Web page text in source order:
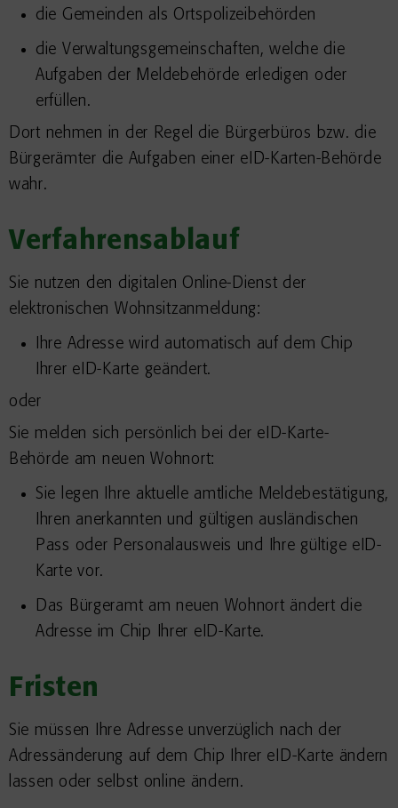
die Gemeinden als Ortspolizeibehörden
die Verwaltungsgemeinschaften, welche die
Aufgaben der Meldebehörde erledigen oder
erfüllen.
Dort nehmen in der Regel die Bürgerbüros bzw. die
Bürgerämter die Aufgaben einer eID-Karten-Behörde
wahr.
Verfahrensablauf
Sie nutzen den digitalen Online-Dienst der
elektronischen Wohnsitzanmeldung:
Ihre Adresse wird automatisch auf dem Chip
Ihrer eID-Karte geändert.
oder
Sie melden sich persönlich bei der eID-Karte-
Behörde am neuen Wohnort:
Sie legen Ihre aktuelle amtliche Meldebestätigung,
Ihren anerkannten und gültigen ausländischen
Pass oder Personalausweis und Ihre gültige eID-
Karte vor.
Das Bürgeramt am neuen Wohnort ändert die
Adresse im Chip Ihrer eID-Karte.
Fristen
Sie müssen Ihre Adresse unverzüglich nach der
Adressänderung auf dem Chip Ihrer eID-Karte ändern
lassen oder selbst online ändern.